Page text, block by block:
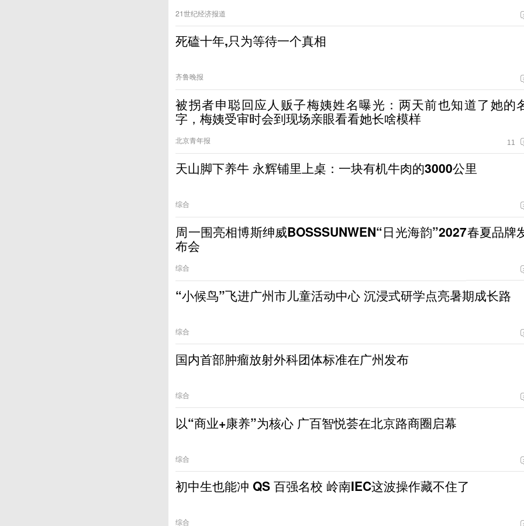
21世纪经济报道
死磕十年,只为等待一个真相
齐鲁晚报
被拐者申聪回应人贩子梅姨姓名曝光：两天前也知道了她的
字，梅姨受审时会到现场亲眼看看她长啥模样
北京青年报 11
天山脚下养牛 永辉铺里上桌：一块有机牛肉的3000公里
综合
周一围亮相博斯绅威BOSSSUNWEN“日光海韵”2027春夏品牌
布会
综合
“小候鸟”飞进广州市儿童活动中心 沉浸式研学点亮暑期成长路
综合
国内首部肿瘤放射外科团体标准在广州发布
综合
以“商业+康养”为核心 广百智悦荟在北京路商圈启幕
综合
初中生也能冲 QS 百强名校 岭南IEC这波操作藏不住了
综合